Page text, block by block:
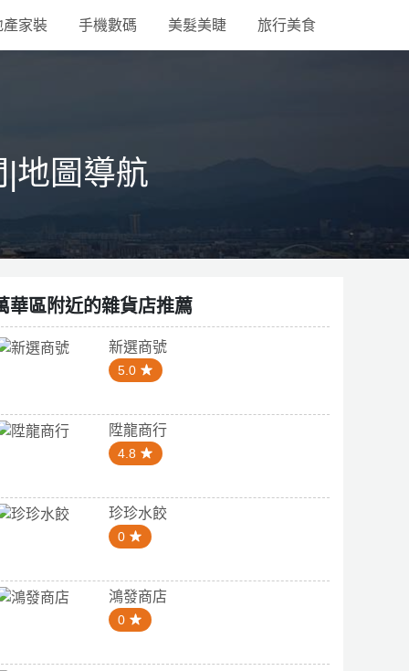
產家裝 手機數碼 美髮美睫 旅行美食
地圖導航
華區附近的雜貨店推薦
新選商號
5.0
陞龍商行
4.8
珍珍水餃
0
鴻發商店
0